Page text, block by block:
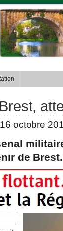
octobre
de Brest.